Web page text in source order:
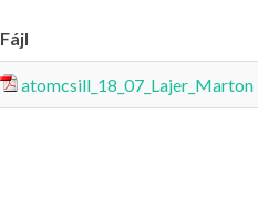
Fájl
atomcsill_18_07_Lajer_Marton